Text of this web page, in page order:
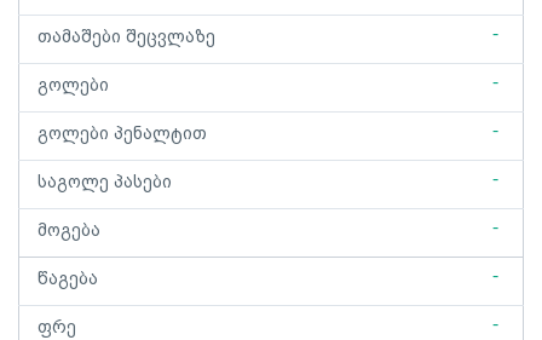
თამაშები შეცვლაზე -
გოლები -
გოლები პენალტით -
საგოლე პასები -
მოგება -
წაგება -
ფრე -